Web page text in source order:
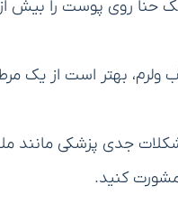
بهتر است از یک
جدی پزشکی مانند
کنید.